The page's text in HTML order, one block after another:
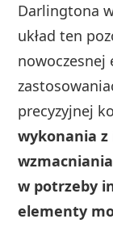
Darlingtona
układ ten
nowoczesnej
precyzyjnej
wykonania z
w potrzeby
elementy